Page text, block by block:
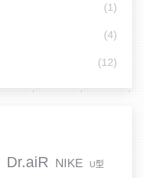
(1)
(4)
(12)
Dr.aiR NIKE U型